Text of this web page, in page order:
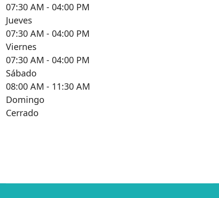
07:30 AM - 04:00 PM
Jueves
07:30 AM - 04:00 PM
Viernes
07:30 AM - 04:00 PM
Sábado
08:00 AM - 11:30 AM
Domingo
Cerrado